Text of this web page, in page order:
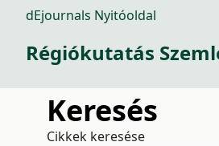
dEjournals Nyitóoldal
Régiókutatás
Keresés
Cikkek keresése